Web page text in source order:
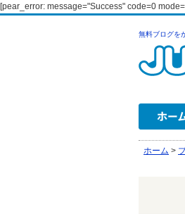
[pear_error: message="Success" code=0
無料ブログを
ホーム >